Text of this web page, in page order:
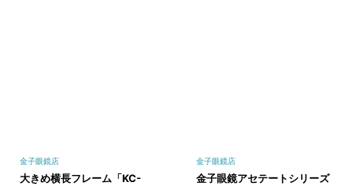
金子眼鏡店
大きめ横長フレーム「KC-
金子眼鏡店
金子眼鏡アセテートシリーズ